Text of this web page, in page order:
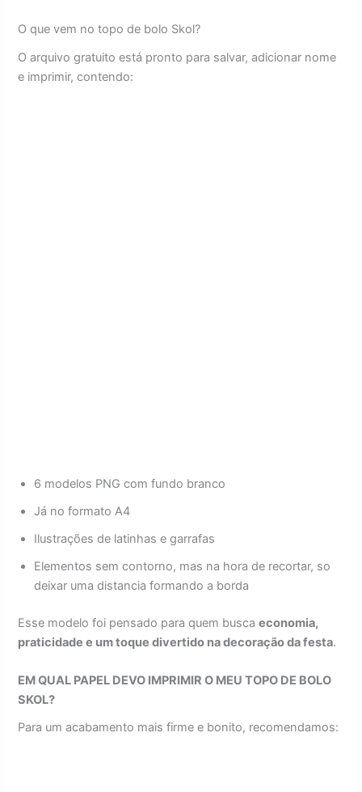
O que vem no topo de bolo Skol?
O arquivo gratuito está pronto para salvar, adicionar nome
e imprimir, contendo:
6 modelos PNG com fundo branco
Já no formato A4
Ilustrações de latinhas e garrafas
Elementos sem contorno, mas na hora de recortar, so
deixar uma distancia formando a borda
Esse modelo foi pensado para quem buscaeconomia,
praticidade e um toque divertido na decoração da festa.
EM QUAL PAPEL DEVO IMPRIMIR O MEU TOPO DE BOLO
SKOL?
Para um acabamento mais firme e bonito, recomendamos: